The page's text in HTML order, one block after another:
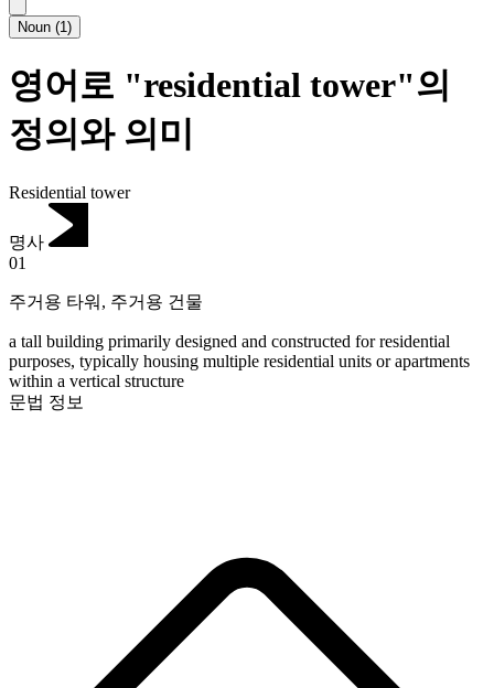
Noun (1)
영어로 "residential tower"의
정의와 의미
Residential tower
명사
01
주거용 타워 , 주거용 건물
a tall building primarily designed and constructed for residential
purposes, typically housing multiple residential units or apartments
within a vertical structure
문법 정보